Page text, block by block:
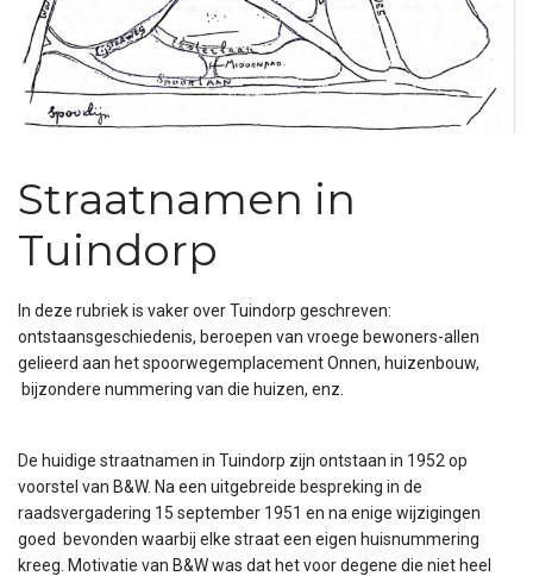
Straatnamen in
Tuindorp
In deze rubriek is vaker over Tuindorp geschreven:
ontstaansgeschiedenis, beroepen van vroege bewoners-allen
gelieerd aan het spoorwegemplacement Onnen, huizenbouw,
bijzondere nummering van die huizen, enz.
De huidige straatnamen in Tuindorp zijn ontstaan in 1952 op
voorstel van B&W. Na een uitgebreide bespreking in de
raadsvergadering 15 september 1951 en na enige wijzigingen
goed bevonden waarbij elke straat een eigen huisnummering
kreeg. Motivatie van B&W was dat het voor degene die niet heel